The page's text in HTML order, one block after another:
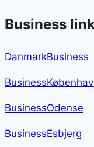
Business
DanmarkBusiness
BusinessOdense
BusinessEsbjerg